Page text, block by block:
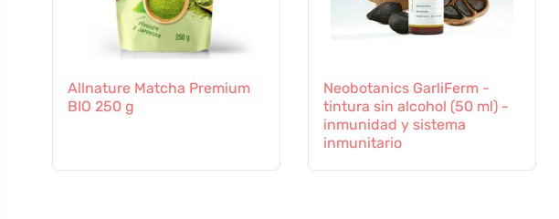
Allnature Matcha Premium
BIO 250 g
Neobotanics GarliFerm -
tintura sin alcohol (50 ml) -
inmunidad y sistema
inmunitario